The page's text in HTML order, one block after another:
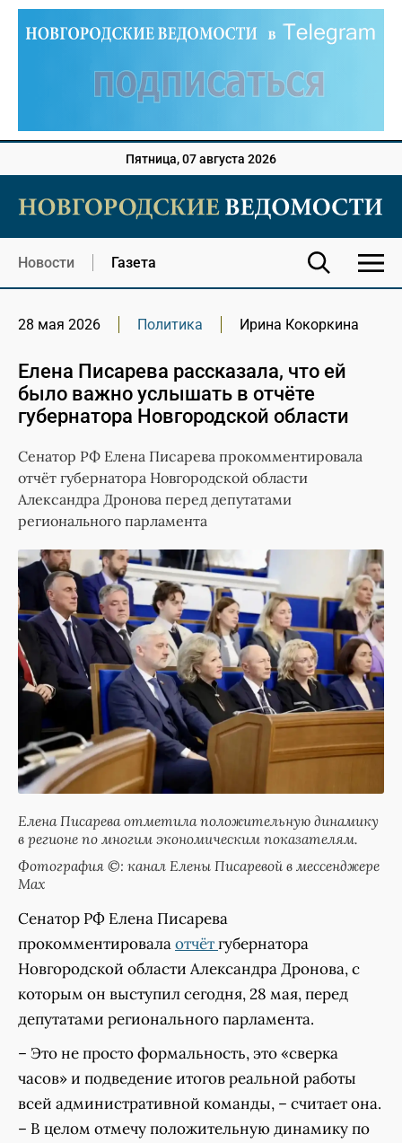
Пятница, 07 августа 2026
Новости Газета
28 мая 2026 Политика Ирина Кокоркина
Елена Писарева рассказала, что ей
было важно услышать в отчёте
губернатора Новгородской области
Сенатор РФ Елена Писарева прокомментировала
отчёт губернатора Новгородской области
Александра Дронова перед депутатами
регионального парламента
Елена Писарева отметила положительную динамику
в регионе по многим экономическим показателям.
Фотография ©: канал Елены Писаревой в мессенджере
Мах
Сенатор РФ Елена Писарева
прокомментировалаотчётгубернатора
Новгородской области Александра Дронова, с
которым он выступил сегодня, 28 мая, перед
депутатами регионального парламента.
– Это не просто формальность, это «сверка
часов» и подведение итогов реальной работы
всей административной команды, – считает она.
– В целом отмечу положительную динамику по